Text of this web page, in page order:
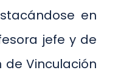
en
jefe y de
Vinculación